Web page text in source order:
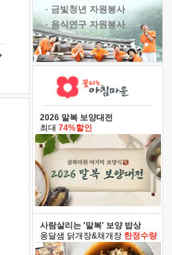
· 금빛청년 자원봉사
· 음식연구 자원봉사
2026 말복 보양대전
최대 74%할인
사람살리는 '말복' 보양 밥상
옹달샘 닭개장&채개장 한정수량